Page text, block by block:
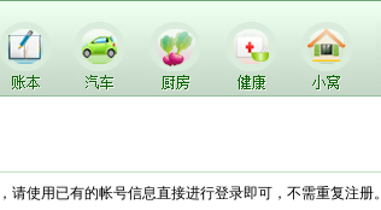
请使用已有的帐号信息直接进行登录即可，不需重复注册。